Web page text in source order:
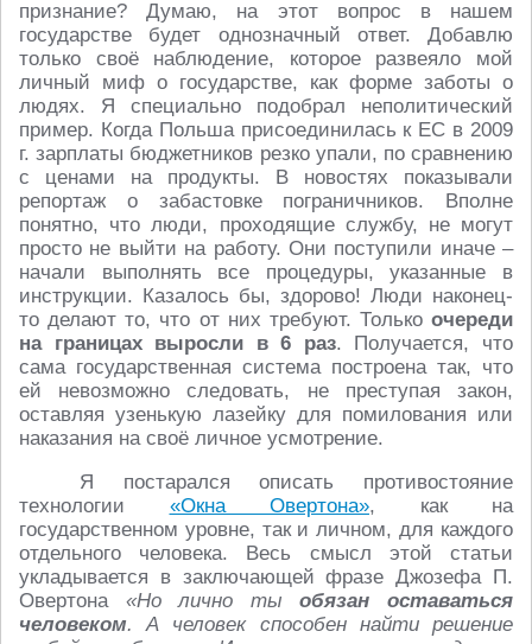
признание? Думаю, на этот вопрос в нашем
государстве будет однозначный ответ. Добавлю
только своё наблюдение, которое развеяло мой
личный миф о государстве, как форме заботы о
людях. Я специально подобрал неполитический
пример. Когда Польша присоединилась к ЕС в 2009
г. зарплаты бюджетников резко упали, по сравнению
с ценами на продукты. В новостях показывали
репортаж о забастовке пограничников. Вполне
понятно, что люди, проходящие службу, не могут
просто не выйти на работу. Они поступили иначе –
начали выполнять все процедуры, указанные в
инструкции. Казалось бы, здорово! Люди наконец-
то делают то, что от них требуют. Только очереди
на границах выросли в 6 раз. Получается, что
сама государственная система построена так, что
ей невозможно следовать, не преступая закон,
оставляя узенькую лазейку для помилования или
наказания на своё личное усмотрение.
Я постарался описать противостояние
технологии «Окна Овертона», как на
государственном уровне, так и личном, для каждого
отдельного человека. Весь смысл этой статьи
укладывается в заключающей фразе Джозефа П.
Овертона «Но лично тыобязан оставаться
человеком. А человек способен найти решение